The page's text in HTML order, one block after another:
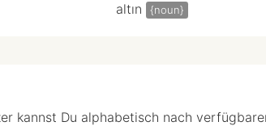
altın {noun}
kannst Du alphabetisch nach